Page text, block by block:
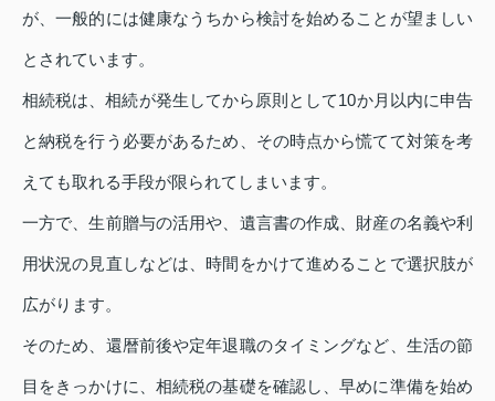
が、一般的には健康なうちから検討を始めることが望ましい
とされています。
相続税は、相続が発生してから原則として10か月以内に申告
と納税を行う必要があるため、その時点から慌てて対策を考
えても取れる手段が限られてしまいます。
一方で、生前贈与の活用や、遺言書の作成、財産の名義や利
用状況の見直しなどは、時間をかけて進めることで選択肢が
広がります。
そのため、還暦前後や定年退職のタイミングなど、生活の節
目をきっかけに、相続税の基礎を確認し、早めに準備を始め